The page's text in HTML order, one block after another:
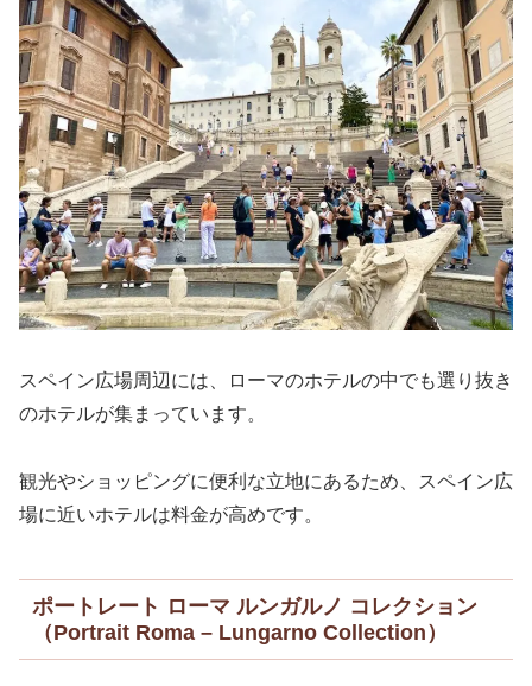
スペイン広場周辺には、ローマのホテルの中でも選り抜き
のホテルが集まっています。
観光やショッピングに便利な立地にあるため、スペイン広
場に近いホテルは料金が高めです。
ポートレート ローマ ルンガルノ コレクション
（Portrait Roma – Lungarno Collection）